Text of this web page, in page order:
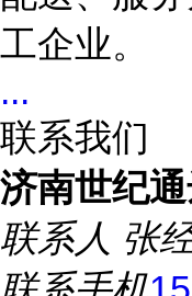
工企业。
...
联系我们
济南世纪
联系人 张